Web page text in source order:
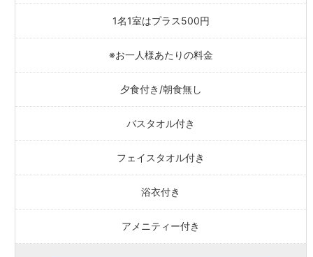
1名1室はプラス500円
※お一人様あたりの料金
夕食付き/朝食無し
バスタオル付き
フェイスタオル付き
浴衣付き
アメニティー付き